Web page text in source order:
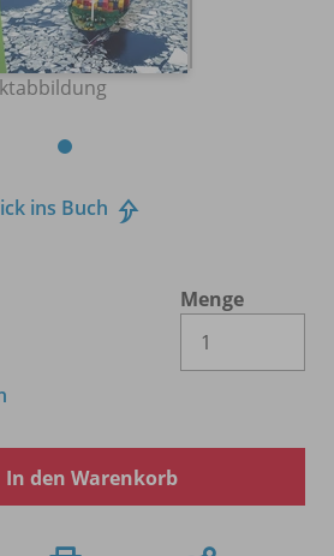
ins Buch
Menge
In den Warenkorb